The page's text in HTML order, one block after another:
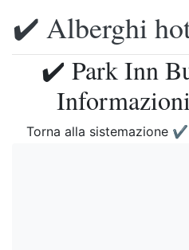
✔️ Alberghi
✔️ Park Inn
Torna alla sistemazione ✔️